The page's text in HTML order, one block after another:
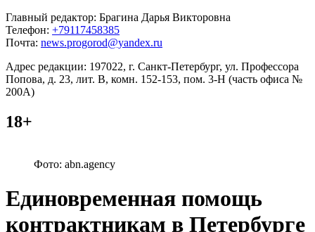
Главный редактор: Брагина Дарья Викторовна
Телефон: +79117458385
Почта: news.progorod@yandex.ru
Адрес редакции: 197022, г. Санкт-Петербург, ул. Профессора
Попова, д. 23, лит. В, комн. 152-153, пом. 3-Н (часть офиса №
200А)
18+
Фото: abn.agency
Единовременная помощь
контрактникам в Петербурге